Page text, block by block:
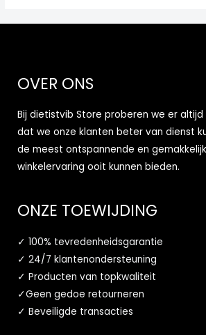
OVER ONS
Bij dietistvib Store proberen we er
dat we onze klanten beter van dienst
de meest ontspannende en
winkelervaring ooit kunnen bieden.
ONZE TOEWIJDING
✓ 100% tevredenheidsgarantie
✓ 24/7 klantenondersteuning
✓ Producten van topkwaliteit
✓Geen gedoe retourneren
✓ Beveiligde transacties